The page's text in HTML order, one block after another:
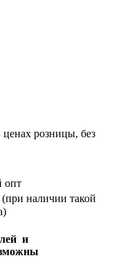
ценах розницы, без
опт
наличии такой
и